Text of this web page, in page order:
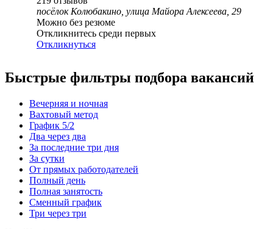
посёлок Колюбакино, улица Майора Алексеева, 29
Можно без резюме
Откликнитесь среди первых
Откликнуться
Быстрые фильтры подбора вакансий
Вечерняя и ночная
Вахтовый метод
График 5/2
Два через два
За последние три дня
За сутки
От прямых работодателей
Полный день
Полная занятость
Сменный график
Три через три